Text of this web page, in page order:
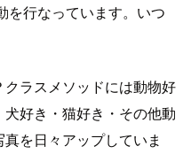
を行なっています。いつ
ラスメソッドには動物好
好き・猫好き・その他動
を日々アップしていま